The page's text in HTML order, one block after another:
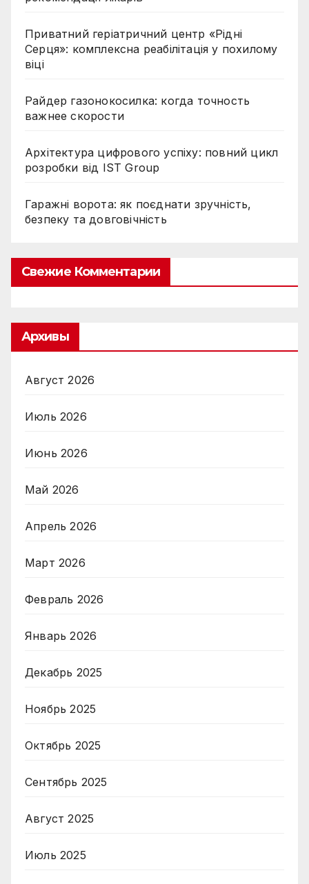
Приватний геріатричний центр «Рідні
Серця»: комплексна реабілітація у похилому
віці
Райдер газонокосилка: когда точность
важнее скорости
Архітектура цифрового успіху: повний цикл
розробки від IST Group
Гаражні ворота: як поєднати зручність,
безпеку та довговічність
Свежие Комментарии
Архивы
Август 2026
Июль 2026
Июнь 2026
Май 2026
Апрель 2026
Март 2026
Февраль 2026
Январь 2026
Декабрь 2025
Ноябрь 2025
Октябрь 2025
Сентябрь 2025
Август 2025
Июль 2025